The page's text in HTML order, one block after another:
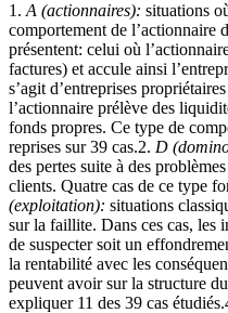
1.A (actionnaires): situations
comportement de l’actionnaire
présentent: celui où
factures) et accule ainsi
s’agit d’entreprises
l’actionnaire prélève des
fonds propres. Ce type de
reprises sur 39 cas.2. D
des pertes suite à des
clients. Quatre cas de ce type
(exploitation): situations
sur la faillite. Dans ces cas, les
de suspecter soit un
la rentabilité avec les
peuvent avoir sur la structure
expliquer 11 des 39 cas